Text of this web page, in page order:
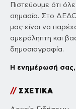
Πιστεύουμε ότι
σημασία. Στο
μας είναι να
αμερόληπτη και
δημοσιογραφία.
Η ενημέρωσή
//ΣΧΕΤΙΚΑ